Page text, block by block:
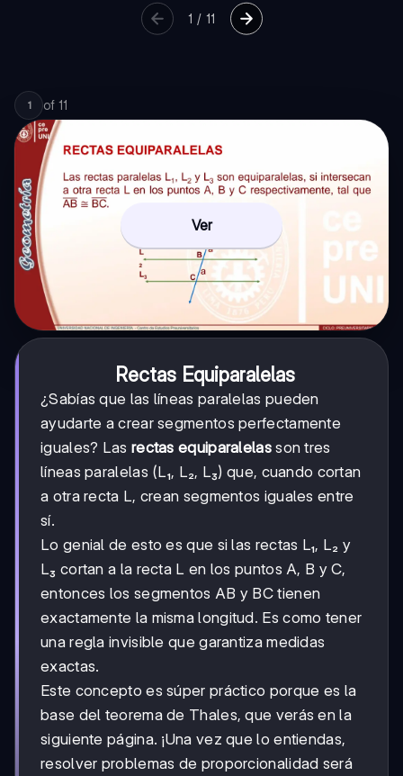
1 / 11
1 of 11
Ver
Rectas Equiparalelas
¿Sabías que las líneas paralelas pueden
ayudarte a crear segmentos perfectamente
iguales? Las rectas equiparalelasson tres
líneas paralelas (L₁, L₂, L₃) que, cuando cortan
a otra recta L, crean segmentos iguales entre
sí.
Lo genial de esto es que si las rectas L₁, L₂ y
L₃ cortan a la recta L en los puntos A, B y C,
entonces los segmentos AB y BC tienen
exactamente la misma longitud. Es como tener
una regla invisible que garantiza medidas
exactas.
Este concepto es súper práctico porque es la
base del teorema de Thales, que verás en la
siguiente página. ¡Una vez que lo entiendas,
resolver problemas de proporcionalidad será